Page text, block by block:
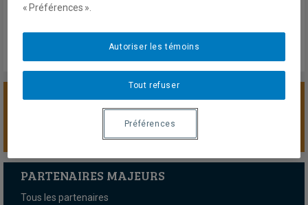
SOUTENIR LA CHAIRE
PARTENAIRES MAJEURS
Tous les partenaires
« Préférences ».
Tout refuser
Autoriser les témoins
Préférences